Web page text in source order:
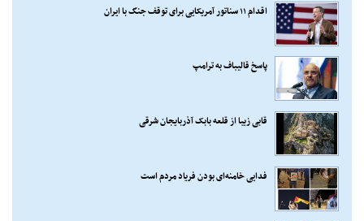
اقدام ۱۱ سناتور آمریکایی برای توقف جنگ با ایران
پاسخ قالیباف به ترامپ
قابی زیبا از قلعه بابک آذربایجان شرقی
فدایی خامنه‌ای بودن فریاد مردم است